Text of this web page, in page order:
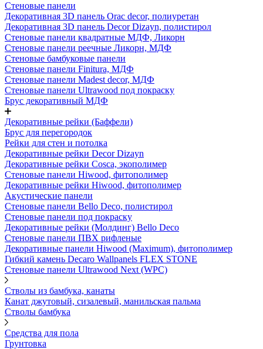
Стеновые панели
Декоративная 3D панель Orac decor, полиуретан
Декоративная 3D панель Decor Dizayn, полистирол
Стеновые панели квадратные МДФ, Ликорн
Стеновые панели реечные Ликорн, МДФ
Стеновые бамбуковые панели
Стеновые панели Finitura, МДФ
Стеновые панели Madest decor, МДФ
Стеновые панели Ultrawood под покраску
Брус декоративный МДФ
Декоративные рейки (Баффели)
Брус для перегородок
Рейки для стен и потолка
Декоративные рейки Decor Dizayn
Декоративные рейки Cosca, экополимер
Стеновые панели Hiwood, фитополимер
Декоративные рейки Hiwood, фитополимер
Акустические панели
Стеновые панели Bello Deco, полистирол
Стеновые панели под покраску
Декоративные рейки (Молдинг) Bello Deco
Стеновые панели ПВХ рифленые
Декоративные панели Hiwood (Maximum), фитополимер
Гибкий камень Decaro Wallpanels FLEX STONE
Стеновые панели Ultrawood Next (WPC)
Стволы из бамбука, канаты
Канат джутовый, сизалевый, манильская пальма
Стволы бамбука
Средства для пола
Грунтовка